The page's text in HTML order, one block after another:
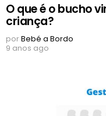
O que é o bucho
criança?
porBebé a Bordo
9 anos ago